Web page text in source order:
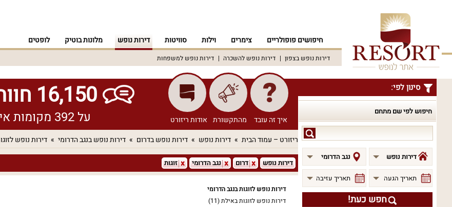
חיפושים פופולריים צימרים וילות סוויטות דירות נופש מלונות בוטיק לופטים
דירות נופש בצפון דירות נופש להשכרה דירות נופש למשפחות
סינון לפי:
חיפוש לפי שם מתחם
לפי
שם
מתחם
דירות נופש נגב הדרומי
תאריך הגעה תאריך עזיבה
חפש כעת!
איך זה עובד מהתקשורת אודות ריזורט
16,150 חוות דעת אמיתיות!
על 392 מקומות אירוח שונים ברחבי הארץ
ריזורט – עמוד הבית דירות נופש דירות נופש בדרום דירות נופש בנגב הדרומי דירות נופש
דירות נופש דרום נגב הדרומי זוגות
דירות נופש לזוגות בנגב הדרומי
דירות נופש לזוגות באילת(11)